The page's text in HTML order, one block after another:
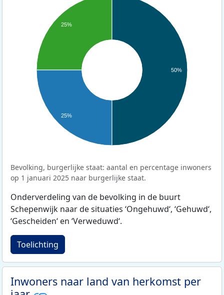
25%
25%
50%
Bevolking, burgerlijke staat: aantal en percentage inwoners
op 1 januari 2025 naar burgerlijke staat.
Onderverdeling van de bevolking in de buurt
Schepenwijk naar de situaties ‘Ongehuwd‘, ‘Gehuwd‘,
‘Gescheiden‘ en ‘Verweduwd‘.
Toelichting
Inwoners naar land van herkomst per